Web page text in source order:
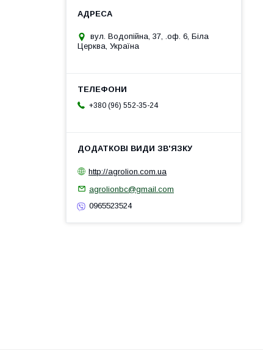
вул. Водопійна, 37, .оф. 6, Біла
Церква, Україна
+380 (96) 552-35-24
http://agrolion.com.ua
agrolionbc@gmail.com
0965523524